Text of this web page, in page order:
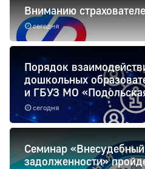
сегодня
Вниманию
сегодня
Порядок
дошкольных
и ГБУЗ МО
Семинар
задолженности»